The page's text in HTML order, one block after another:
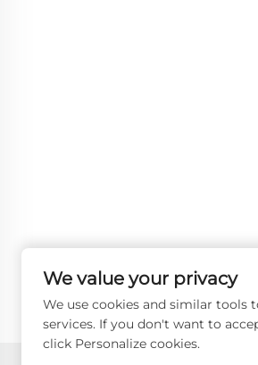
We value your privacy
We use cookies and similar tools
services. If you don't want to
click Personalize cookies.